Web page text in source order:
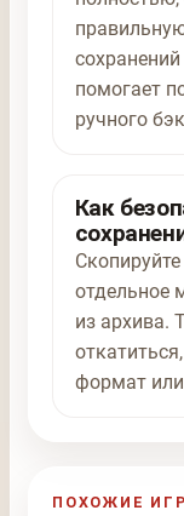
помогает
ручного
Как
отдельное
из архива.
формат или
ПОХОЖИЕ